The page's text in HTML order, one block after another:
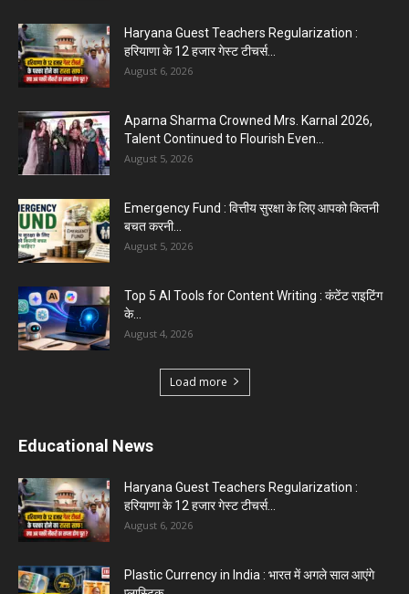
Haryana Guest Teachers Regularization :
हरियाणा के 12 हजार गेस्ट टीचर्स...
August 6, 2026
Aparna Sharma Crowned Mrs. Karnal 2026,
Talent Continued to Flourish Even...
August 5, 2026
Emergency Fund : वित्तीय सुरक्षा के लिए आपको कितनी
बचत करनी...
August 5, 2026
Top 5 AI Tools for Content Writing : कंटेंट राइटिंग
के...
August 4, 2026
Load more
Educational News
Haryana Guest Teachers Regularization :
हरियाणा के 12 हजार गेस्ट टीचर्स...
August 6, 2026
Plastic Currency in India : भारत में अगले साल आएंगे